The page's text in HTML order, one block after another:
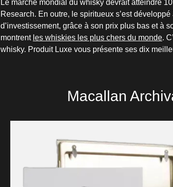
Le marché mondial du whisky devrait atteindre
Research. En outre, le spiritueux s’est
d’investissement, grâce à son prix plus bas et à
montrent les whiskies les plus chers du monde.
whisky. Produit Luxe vous présente ses dix
Macallan